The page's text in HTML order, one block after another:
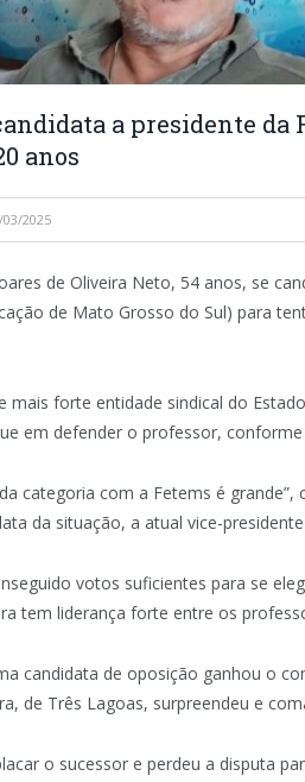
a presidente
anos
03/2025
de Oliveira Neto, 54 anos, se
de Mato Grosso do Sul) para
mais forte entidade sindical do
em defender o professor,
categoria com a Fetems é
da situação, a atual vice-
votos suficientes para se
tem liderança forte entre os
candidata de oposição ganhou o
de Três Lagoas, surpreendeu e
o sucessor e perdeu a disputa